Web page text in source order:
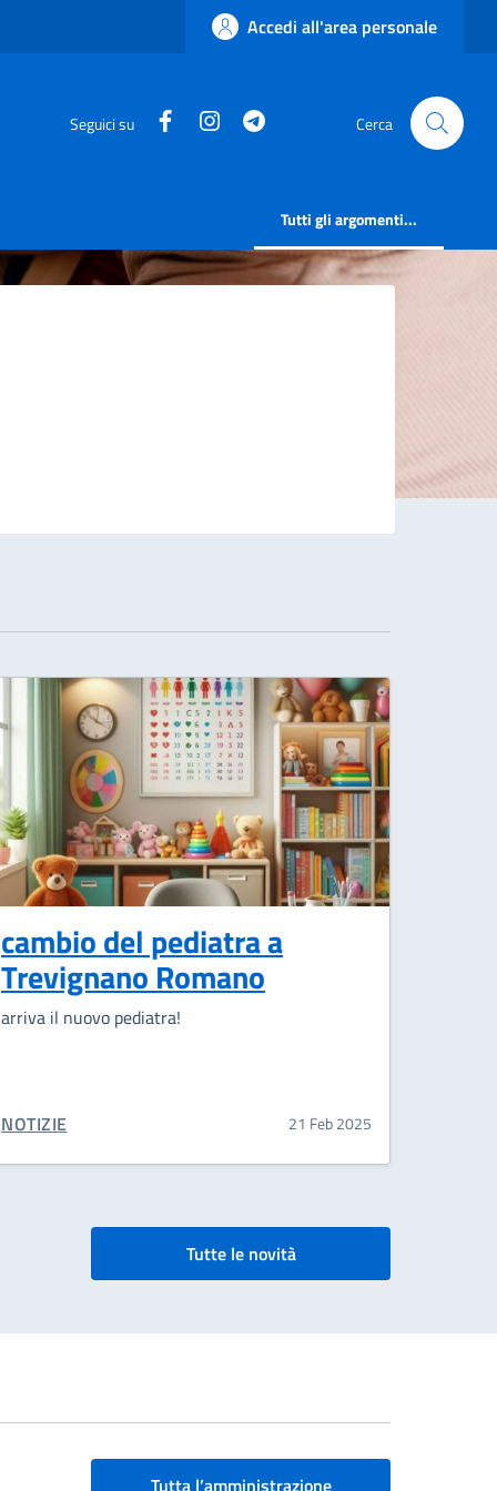
Accedi all'area personale
Seguici su FacebookInstagram Cerca
Tutti gli argomenti...
cambio del pediatra a
Trevignano Romano
arriva il nuovo pediatra!
CATEGORIA CORRELATA:
NOTIZIE 21 Feb 2025
Tutte le novità
Tutta l’amministrazione